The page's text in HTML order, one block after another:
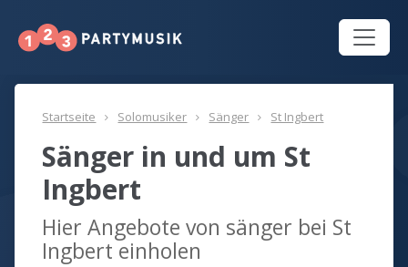
Startseite Solomusiker Sänger St Ingbert
Sänger in und um St
Ingbert
Hier Angebote von sänger bei St
Ingbert einholen